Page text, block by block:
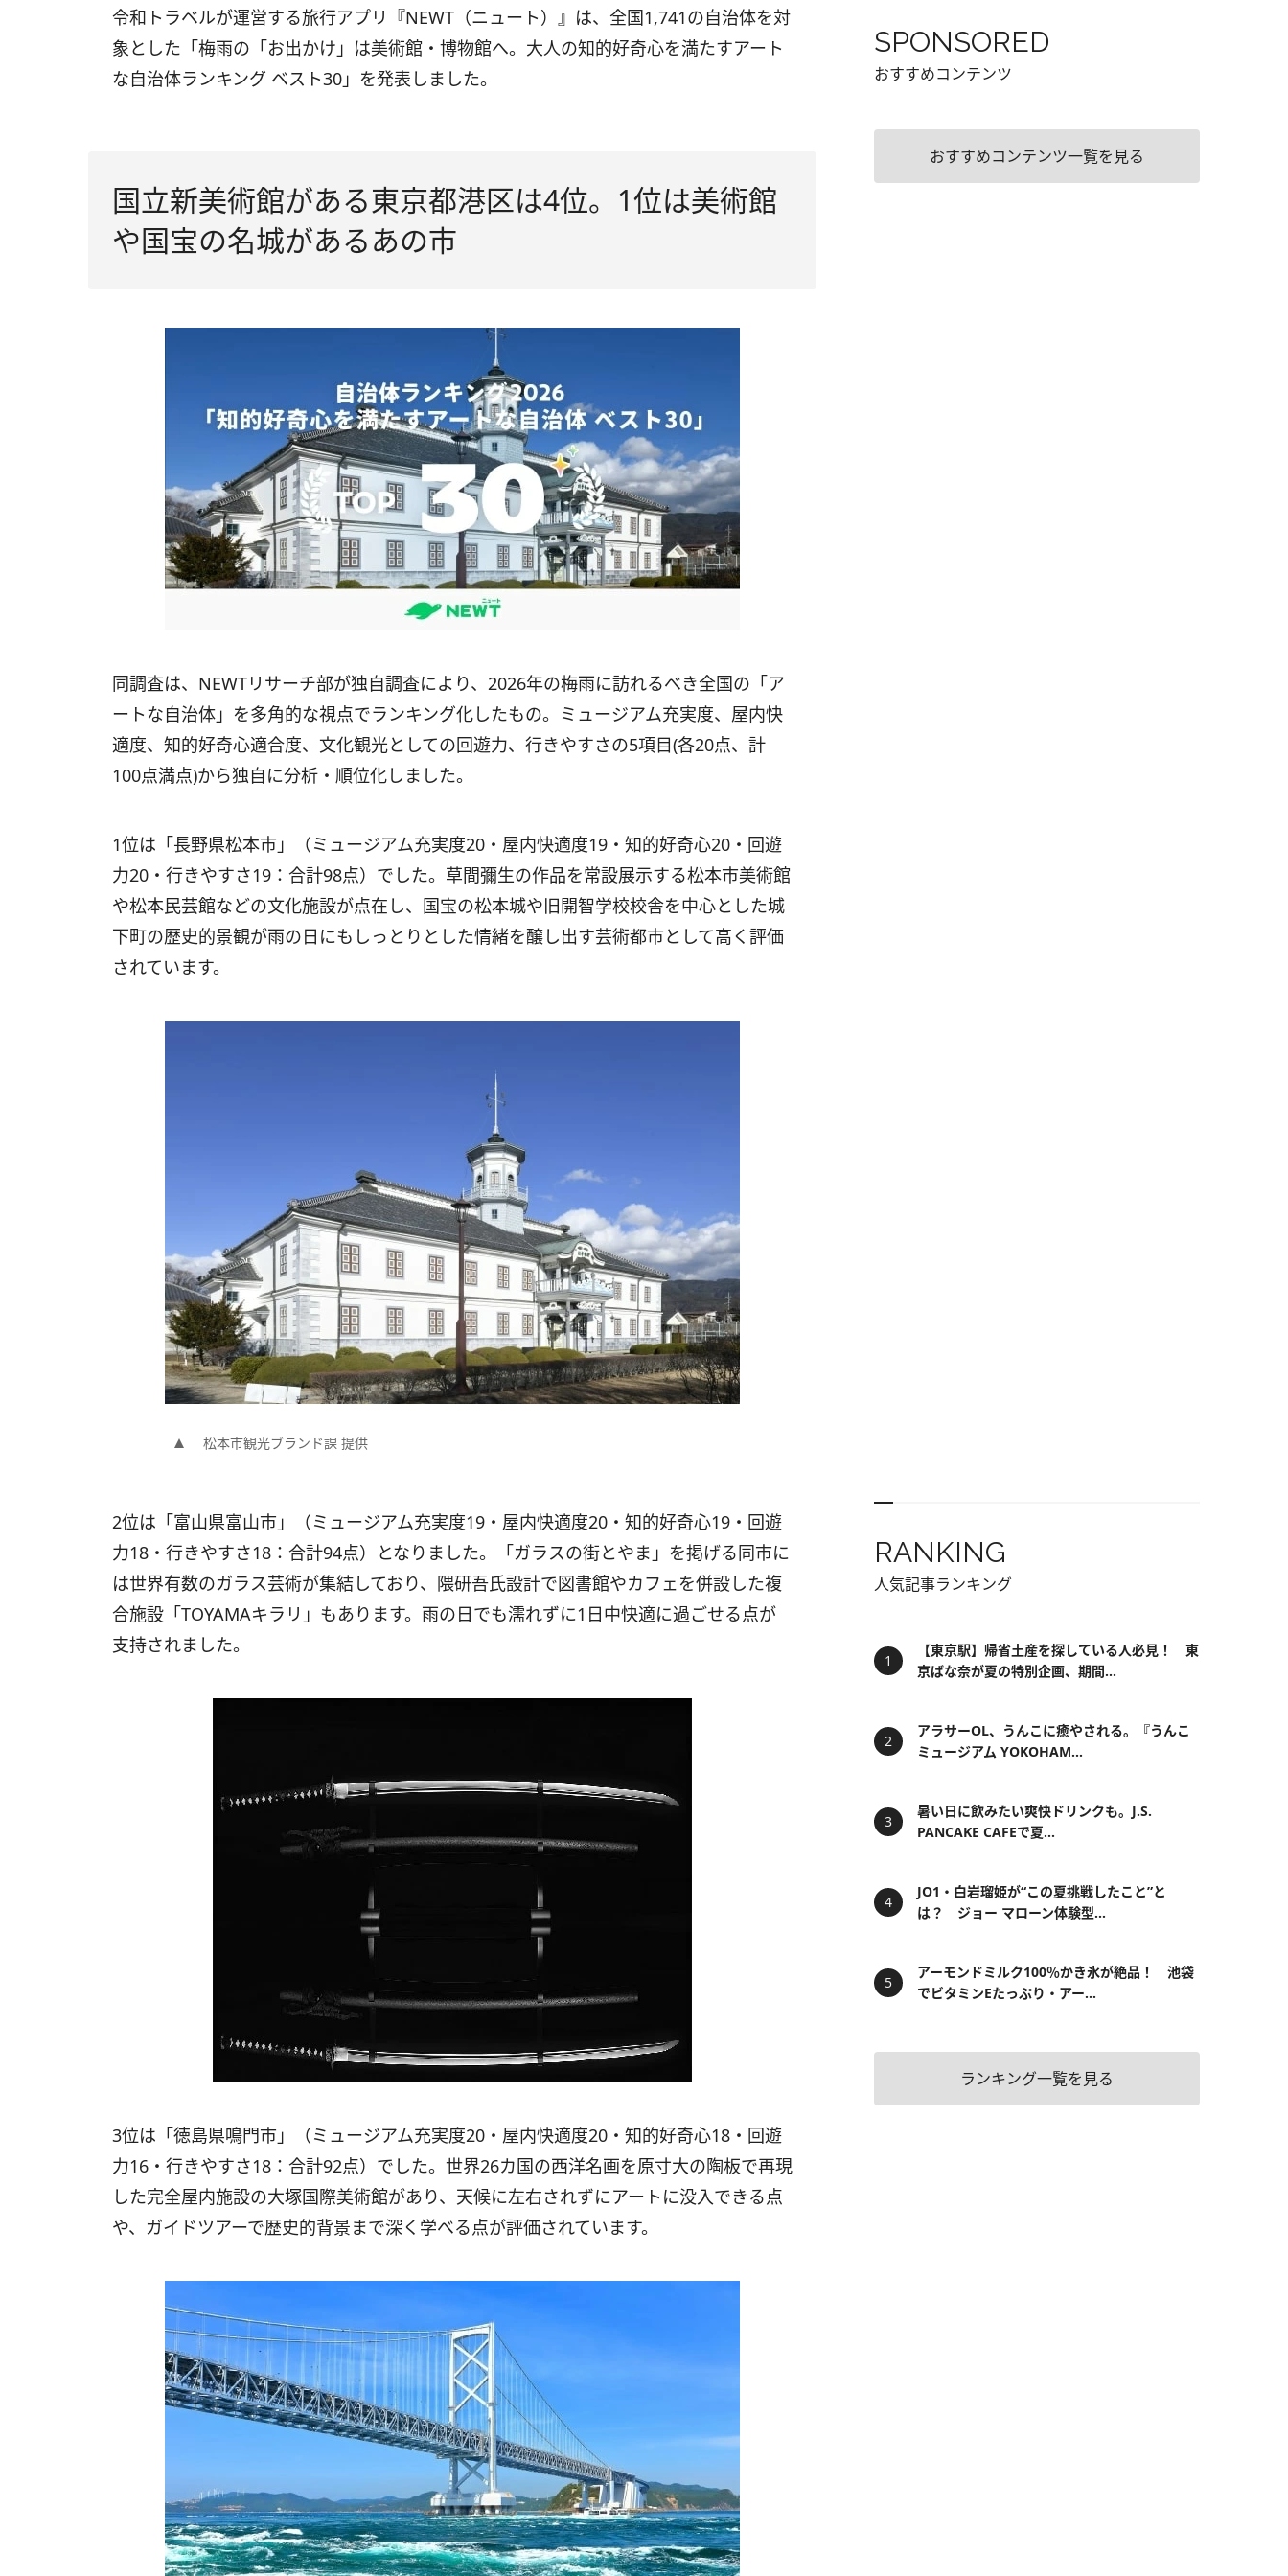
令和トラベルが運営する旅行アプリ『NEWT（ニュート）』は、全国1,741の自治体を対
象とした「梅雨の「お出かけ」は美術館・博物館へ。大人の知的好奇心を満たすアート
な自治体ランキング ベスト30」を発表しました。
国立新美術館がある東京都港区は4位。1位は美術館
や国宝の名城があるあの市
同調査は、NEWTリサーチ部が独自調査により、2026年の梅雨に訪れるべき全国の「ア
ートな自治体」を多角的な視点でランキング化したもの。ミュージアム充実度、屋内快
適度、知的好奇心適合度、文化観光としての回遊力、行きやすさの5項目(各20点、計
100点満点)から独自に分析・順位化しました。
1位は「長野県松本市」（ミュージアム充実度20・屋内快適度19・知的好奇心20・回遊
力20・行きやすさ19：合計98点）でした。草間彌生の作品を常設展示する松本市美術館
や松本民芸館などの文化施設が点在し、国宝の松本城や旧開智学校校舎を中心とした城
下町の歴史的景観が雨の日にもしっとりとした情緒を醸し出す芸術都市として高く評価
されています。
松本市観光ブランド課 提供
2位は「富山県富山市」（ミュージアム充実度19・屋内快適度20・知的好奇心19・回遊
力18・行きやすさ18：合計94点）となりました。「ガラスの街とやま」を掲げる同市に
は世界有数のガラス芸術が集結しており、隈研吾氏設計で図書館やカフェを併設した複
合施設「TOYAMAキラリ」もあります。雨の日でも濡れずに1日中快適に過ごせる点が
支持されました。
3位は「徳島県鳴門市」（ミュージアム充実度20・屋内快適度20・知的好奇心18・回遊
力16・行きやすさ18：合計92点）でした。世界26カ国の西洋名画を原寸大の陶板で再現
した完全屋内施設の大塚国際美術館があり、天候に左右されずにアートに没入できる点
や、ガイドツアーで歴史的背景まで深く学べる点が評価されています。
SPONSORED
おすすめコンテンツ
おすすめコンテンツ一覧を見る
RANKING
人気記事ランキング
【東京駅】帰省土産を探している人必見！ 東
京ばな奈が夏の特別企画、期間...
アラサーOL、うんこに癒やされる。『うんこ
ミュージアム YOKOHAM...
暑い日に飲みたい爽快ドリンクも。J.S.
PANCAKE CAFEで夏...
JO1・白岩瑠姫が“この夏挑戦したこと”と
は？ ジョー マローン体験型...
アーモンドミルク100％かき氷が絶品！ 池袋
でビタミンEたっぷり・アー...
ランキング一覧を見る